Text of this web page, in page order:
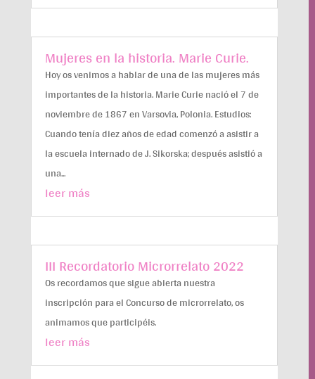
Mujeres en la historia. Marie Curie.
Hoy os venimos a hablar de una de las mujeres más
importantes de la historia. Marie Curie nació el 7 de
noviembre de 1867 en Varsovia, Polonia. Estudios:
Cuando tenía diez años de edad comenzó a asistir a
la escuela internado de J. Sikorska; después asistió a
una...
leer más
III Recordatorio Microrrelato 2022
Os recordamos que sigue abierta nuestra
inscripción para el Concurso de microrrelato, os
animamos que participéis.
leer más